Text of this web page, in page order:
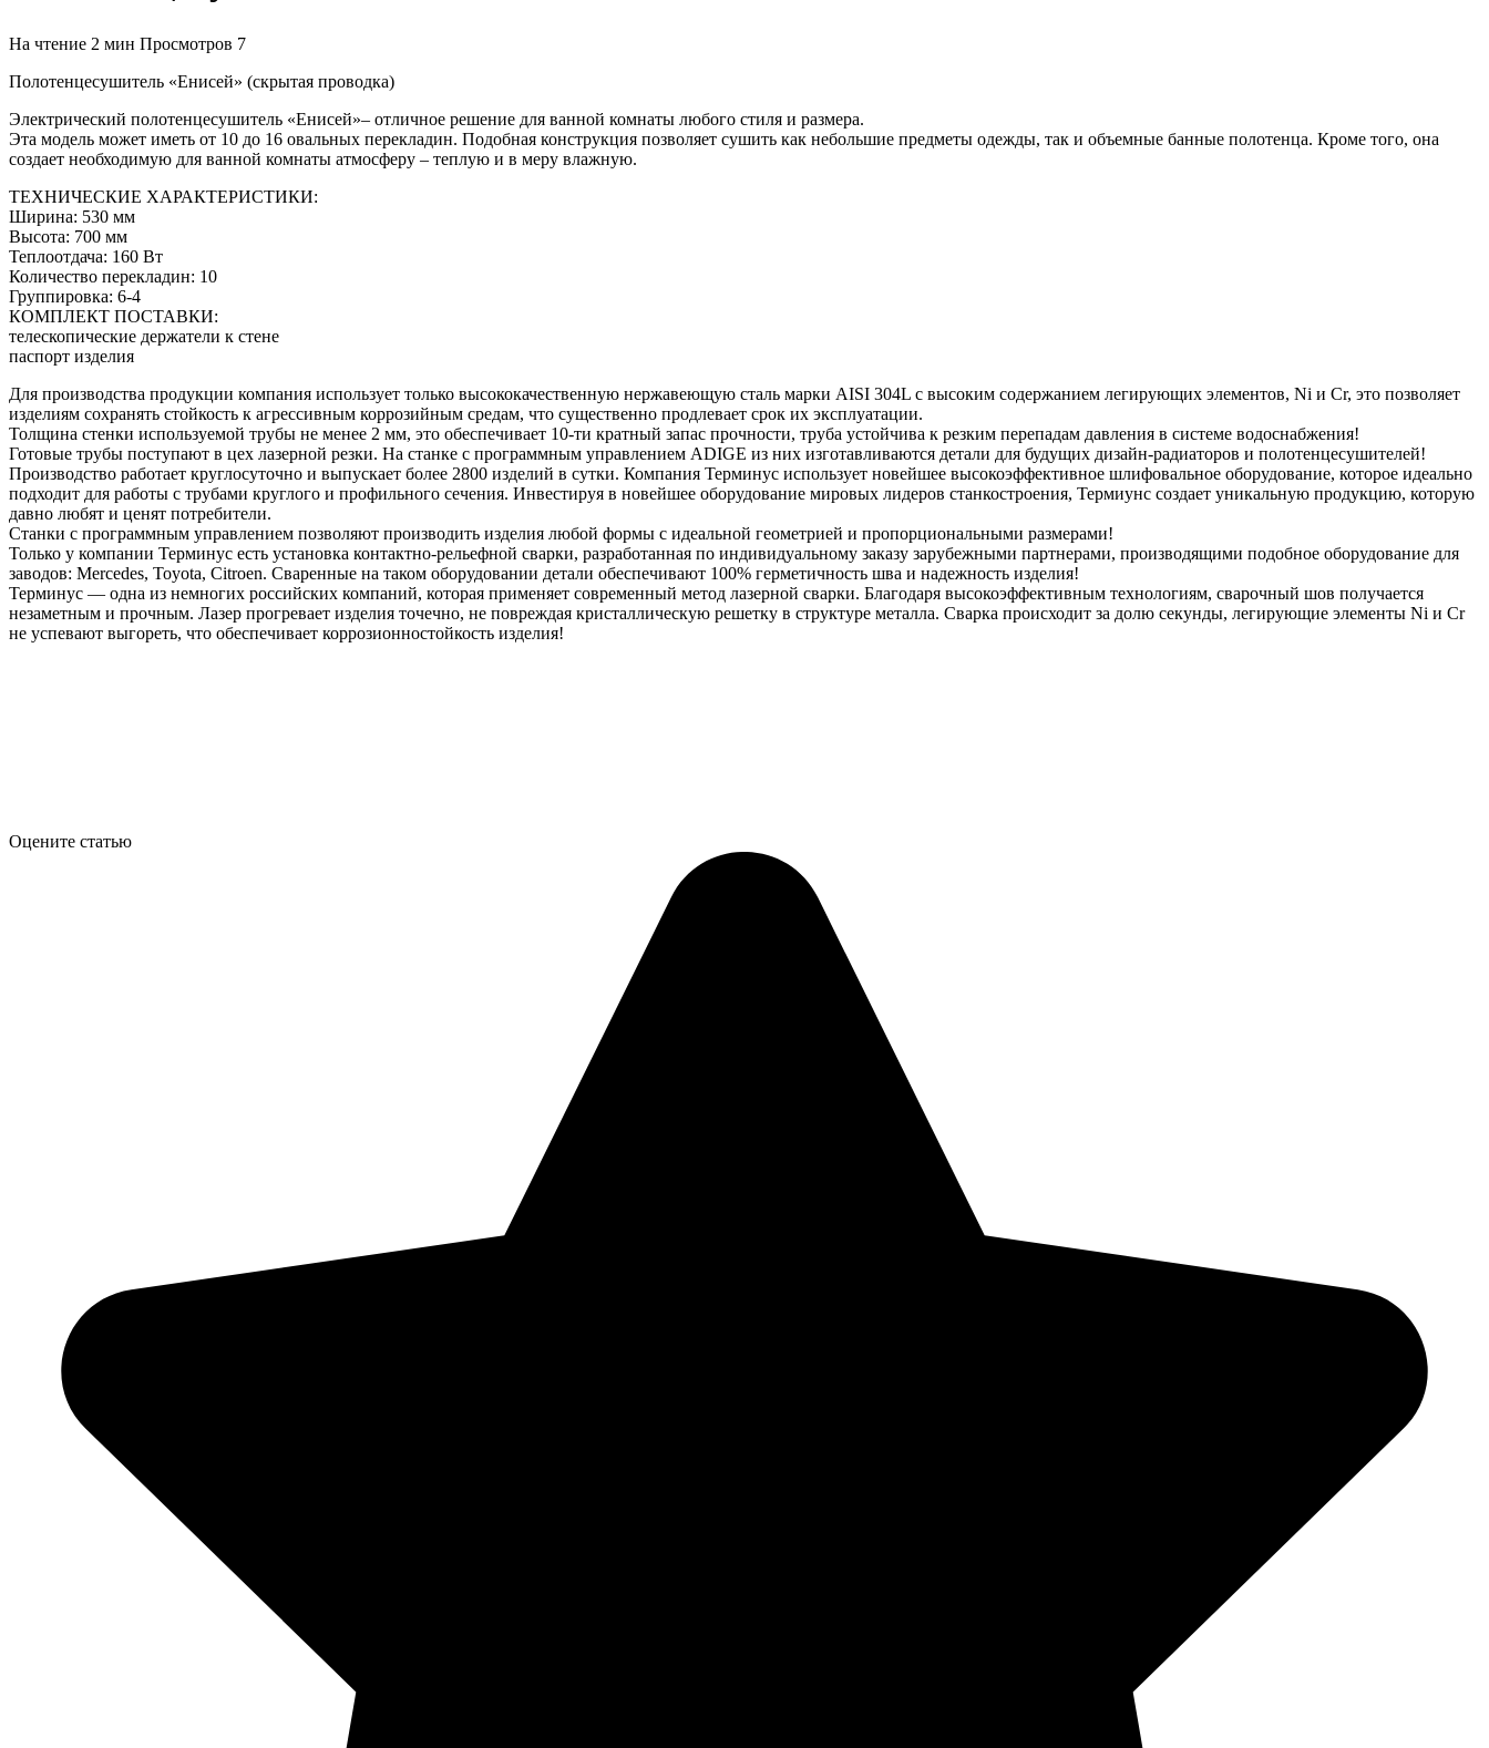
На чтение 2 мин Просмотров 7
Полотенцесушитель «Енисей» (скрытая проводка)
Электрический полотенцесушитель «Енисей»– отличное решение для ванной комнаты любого стиля и размера.
Эта модель может иметь от 10 до 16 овальных перекладин. Подобная конструкция позволяет сушить как небольшие предметы одежды, так и объемные банные полотенца. Кроме того, она
создает необходимую для ванной комнаты атмосферу – теплую и в меру влажную.
ТЕХНИЧЕСКИЕ ХАРАКТЕРИСТИКИ:
Ширина: 530 мм
Высота: 700 мм
Теплоотдача: 160 Вт
Количество перекладин: 10
Группировка: 6-4
КОМПЛЕКТ ПОСТАВКИ:
телескопические держатели к стене
паспорт изделия
Для производства продукции компания использует только высококачественную нержавеющую сталь марки AISI 304L с высоким содержанием легирующих элементов, Ni и Cr, это позволяет
изделиям сохранять стойкость к агрессивным коррозийным средам, что существенно продлевает срок их эксплуатации.
Толщина стенки используемой трубы не менее 2 мм, это обеспечивает 10-ти кратный запас прочности, труба устойчива к резким перепадам давления в системе водоснабжения!
Готовые трубы поступают в цех лазерной резки. На станке с программным управлением ADIGE из них изготавливаются детали для будущих дизайн-радиаторов и полотенцесушителей!
Производство работает круглосуточно и выпускает более 2800 изделий в сутки. Компания Терминус использует новейшее высокоэффективное шлифовальное оборудование, которое идеально
подходит для работы с трубами круглого и профильного сечения. Инвестируя в новейшее оборудование мировых лидеров станкостроения, Термиунс создает уникальную продукцию, которую
давно любят и ценят потребители.
Станки с программным управлением позволяют производить изделия любой формы с идеальной геометрией и пропорциональными размерами!
Только у компании Терминус есть установка контактно-рельефной сварки, разработанная по индивидуальному заказу зарубежными партнерами, производящими подобное оборудование для
заводов: Merсedes, Toyota, Citroen. Сваренные на таком оборудовании детали обеспечивают 100% герметичность шва и надежность изделия!
Терминус — одна из немногих российских компаний, которая применяет современный метод лазерной сварки. Благодаря высокоэффективным технологиям, сварочный шов получается
незаметным и прочным. Лазер прогревает изделия точечно, не повреждая кристаллическую решетку в структуре металла. Сварка происходит за долю секунды, легирующие элементы Ni и Cr
не успевают выгореть, что обеспечивает коррозионностойкость изделия!
Оцените статью